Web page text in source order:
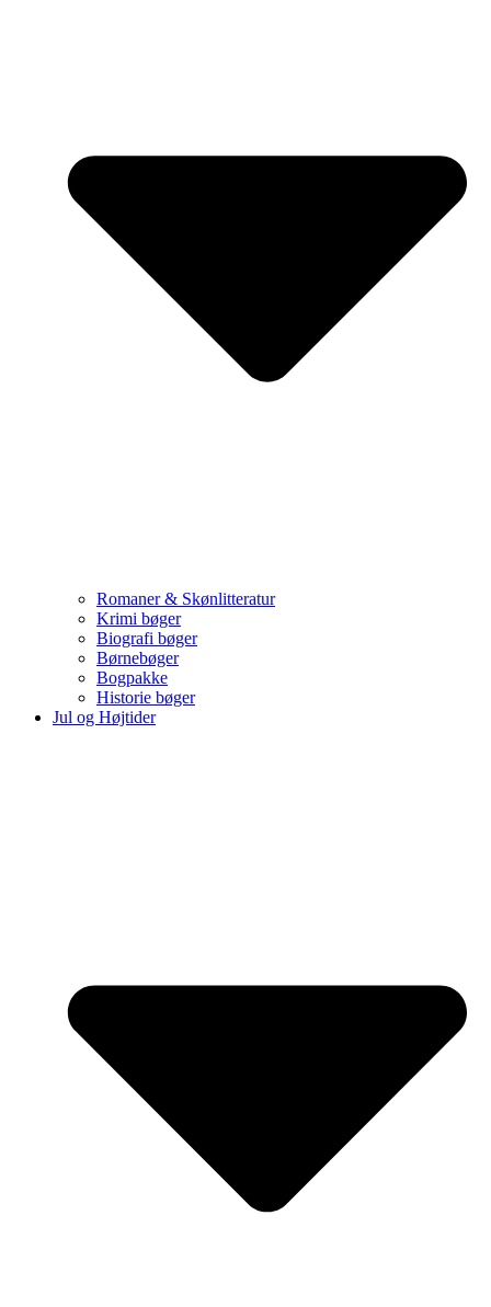
Romaner & Skønlitteratur
Krimi bøger
Biografi bøger
Børnebøger
Bogpakke
Historie bøger
Jul og Højtider